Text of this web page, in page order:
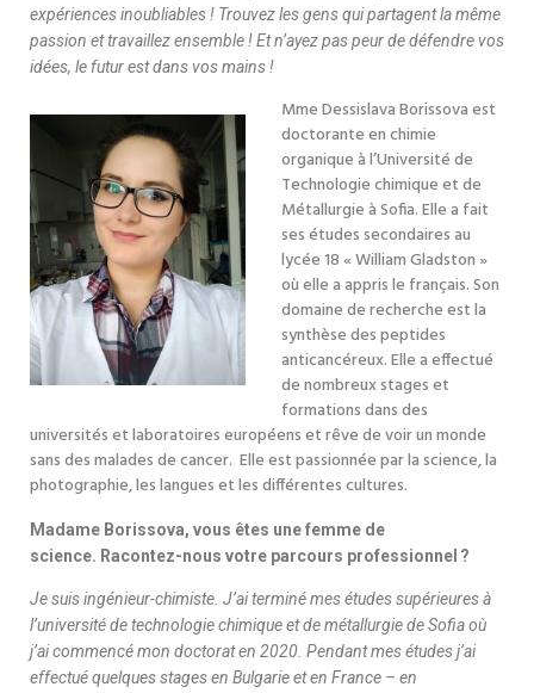
expériences inoubliables ! Trouvez les gens qui partagent la même
passion et travaillez ensemble ! Et n’ayez pas peur de défendre vos
idées, le futur est dans vos mains !
Mme Dessislava Borissova est
doctorante en chimie
organique à l’Université de
Technologie chimique et de
Métallurgie à Sofia. Elle a fait
ses études secondaires au
lycée 18 « William Gladston »
où elle a appris le français. Son
domaine de recherche est la
synthèse des peptides
anticancéreux. Elle a effectué
de nombreux stages et
formations dans des
universités et laboratoires européens et rêve de voir un monde
sans des malades de cancer. Elle est passionnée par la science, la
photographie, les langues et les différentes cultures.
Madame Borissova, vous êtes une femme de
science. Racontez-nous votre parcours professionnel ?
Je suis ingénieur-chimiste. J’ai terminé mes études supérieures à
l’université de technologie chimique et de métallurgie de Sofia où
j’ai commencé mon doctorat en 2020. Pendant mes études j’ai
effectué quelques stages en Bulgarie et en France – en